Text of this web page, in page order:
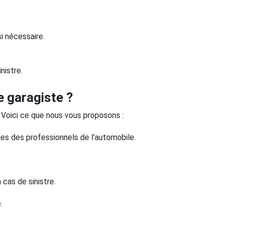
nécessaire.
garagiste ?
ce que nous vous proposons :
des professionnels de l'automobile.
cas de sinistre.